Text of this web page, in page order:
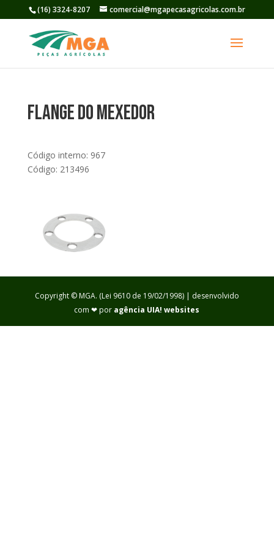
(16) 3324-8207 comercial@mgapecasagricolas.com.br
Flange do Mexedor
Código interno: 967
Código: 213496
Copyright © MGA. (Lei 9610 de 19/02/1998) | desenvolvido
com ❤ por agência UIA! websites